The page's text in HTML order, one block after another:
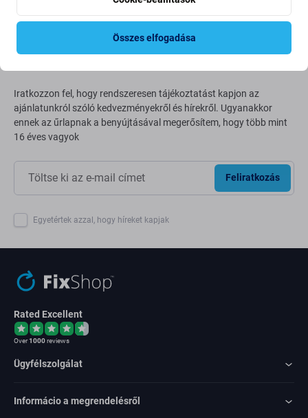
Iratkozzon fel, hogy rendszeresen tájékoztatást kapjon az
ajánlatunkról szóló kedvezményekről és hírekről. Ugyanakkor
ennek az űrlapnak a benyújtásával megerősítem, hogy több mint
16 éves vagyok
Feliratkozás
Egyetértek azzal, hogy híreket kapjak
Rated Excellent
Over1000reviews
Ügyfélszolgálat
Informácio a megrendelésről
Összes elfogadása